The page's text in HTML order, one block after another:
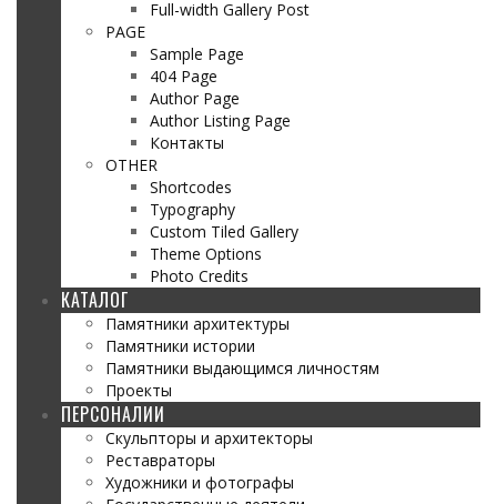
Full-width Gallery Post
PAGE
Sample Page
404 Page
Author Page
Author Listing Page
Контакты
OTHER
Shortcodes
Typography
Custom Tiled Gallery
Theme Options
Photo Credits
КАТАЛОГ
Памятники архитектуры
Памятники истории
Памятники выдающимся личностям
Проекты
ПЕРСОНАЛИИ
Скульпторы и архитекторы
Реставраторы
Художники и фотографы